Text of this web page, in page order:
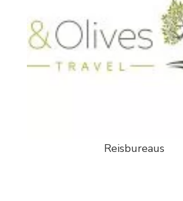
Reisbureaus